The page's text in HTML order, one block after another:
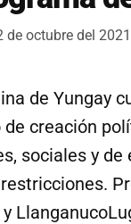
de octubre del
de Yungay
creación
sociales y